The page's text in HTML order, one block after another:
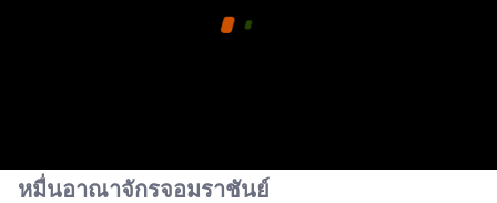
หมื่นอาณาจักรจอมราชันย์